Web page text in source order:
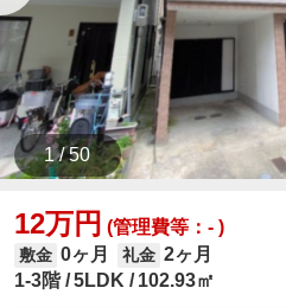
1 / 50
12万円 (管理費等：- )
敷金 0ヶ月 礼金 2ヶ月
1-3階 5LDK 102.93㎡